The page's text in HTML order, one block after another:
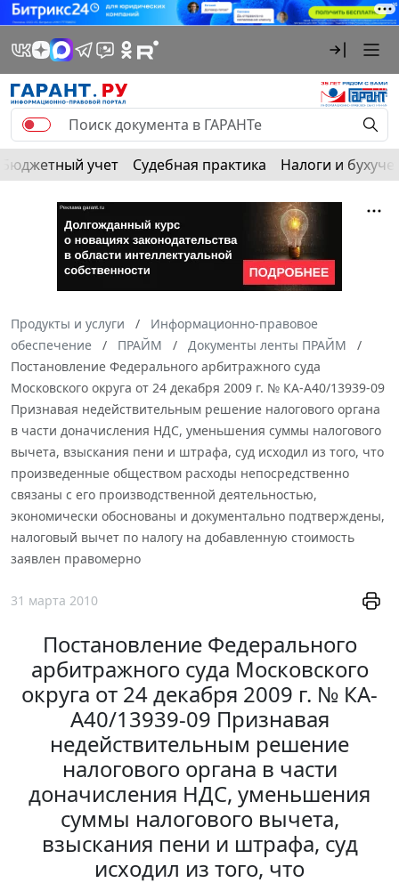
Бюджетный учет Судебная практика Налоги и
Продукты и услуги
Информационно-правовое
обеспечение
ПРАЙМ
Документы ленты ПРАЙМ
Постановление Федерального арбитражного суда
Московского округа от 24 декабря 2009 г. № КА-А40/13939-09
Признавая недействительным решение налогового органа
в части доначисления НДС, уменьшения суммы налогового
вычета, взыскания пени и штрафа, суд исходил из того, что
произведенные обществом расходы непосредственно
связаны с его производственной деятельностью,
экономически обоснованы и документально подтверждены,
налоговый вычет по налогу на добавленную стоимость
заявлен правомерно
31 марта 2010
Постановление Федерального
арбитражного суда Московского
округа от 24 декабря 2009 г. № КА-
А40/13939-09 Признавая
недействительным решение
налогового органа в части
доначисления НДС, уменьшения
суммы налогового вычета,
взыскания пени и штрафа, суд
исходил из того, что